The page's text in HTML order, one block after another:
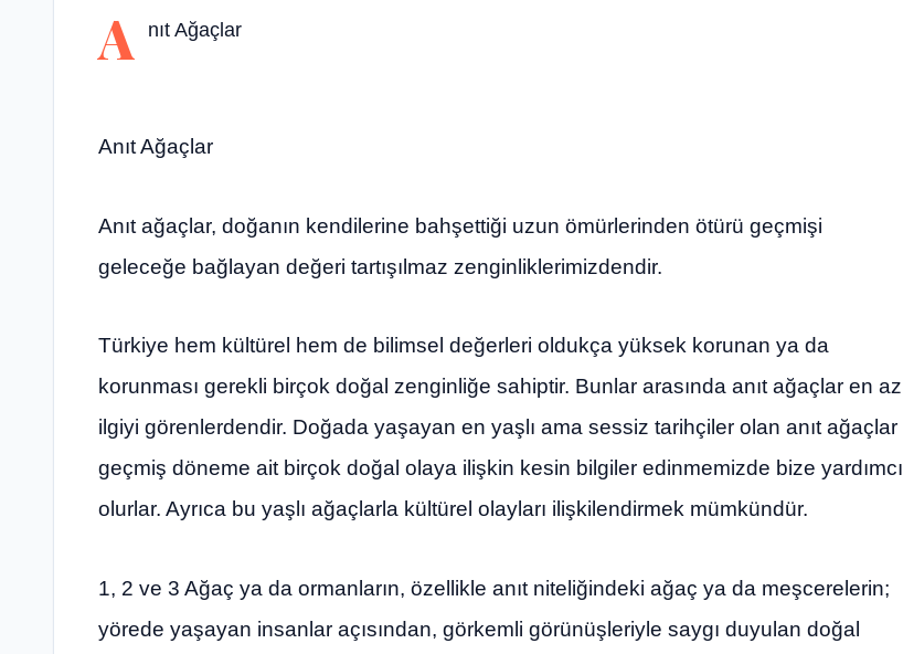
A nıt Ağaçlar
Anıt Ağaçlar
Anıt ağaçlar, doğanın kendilerine bahşettiği uzun ömürlerinden ötürü geçmişi
geleceğe bağlayan değeri tartışılmaz zenginliklerimizdendir.
Türkiye hem kültürel hem de bilimsel değerleri oldukça yüksek korunan ya da
korunması gerekli birçok doğal zenginliğe sahiptir. Bunlar arasında anıt ağaçlar en az
ilgiyi görenlerdendir. Doğada yaşayan en yaşlı ama sessiz tarihçiler olan anıt ağaçlar
geçmiş döneme ait birçok doğal olaya ilişkin kesin bilgiler edinmemizde bize yardımcı
olurlar. Ayrıca bu yaşlı ağaçlarla kültürel olayları ilişkilendirmek mümkündür.
1, 2 ve 3 Ağaç ya da ormanların, özellikle anıt niteliğindeki ağaç ya da meşcerelerin;
yörede yaşayan insanlar açısından, görkemli görünüşleriyle saygı duyulan doğal